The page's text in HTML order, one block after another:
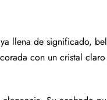
llena de significado,
con un cristal